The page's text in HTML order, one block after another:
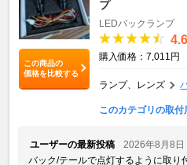
この商品の
価格を比較する
プ
LEDバックランプ
購入価格：7,011円
ランプ、レンズ
このカテゴリの取付
ユーザーの最新投稿
2026年8月8日
バック/テールで点灯するように取り